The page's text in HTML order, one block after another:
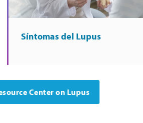
Síntomas del Lupus
Center on Lupus